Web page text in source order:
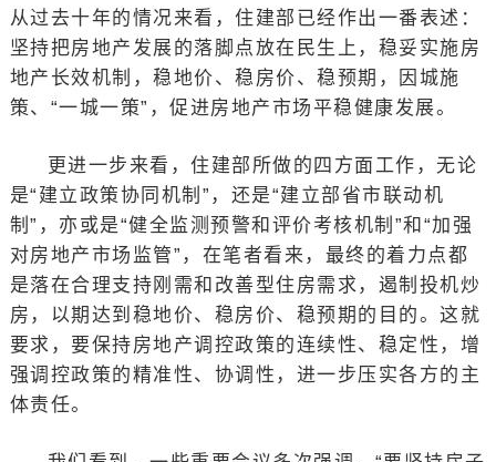
从过去十年的情况来看，住建部已经作出一番表述：
坚持把房地产发展的落脚点放在民生上，稳妥实施房
地产长效机制，稳地价、稳房价、稳预期，因城施
策、“一城一策”，促进房地产市场平稳健康发展。
更进一步来看，住建部所做的四方面工作，无论
是“建立政策协同机制”，还是“建立部省市联动机
制”，亦或是“健全监测预警和评价考核机制”和“加强
对房地产市场监管”，在笔者看来，最终的着力点都
是落在合理支持刚需和改善型住房需求，遏制投机炒
房，以期达到稳地价、稳房价、稳预期的目的。这就
要求，要保持房地产调控政策的连续性、稳定性，增
强调控政策的精准性、协调性，进一步压实各方的主
体责任。